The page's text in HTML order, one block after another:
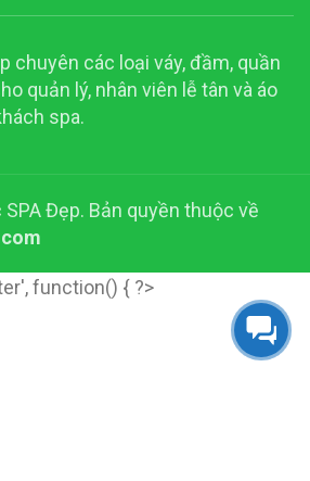
chuyên các loại váy, đầm, quần
quản lý, nhân viên lễ tân và áo
spa.
Đẹp. Bản quyền thuộc về
function() { ?>